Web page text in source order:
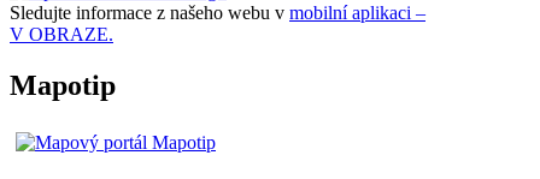
Sledujte informace z našeho webu v mobilní aplikaci –
V OBRAZE.
Mapotip